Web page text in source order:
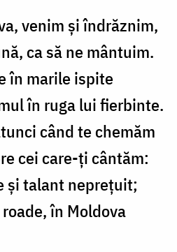
venim și îndrăznim,
ca să ne mântuim.
în marile ispite
în ruga lui fierbinte.
când te chemăm
cei care-ți cântăm:
și talant neprețuit;
în Moldova